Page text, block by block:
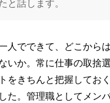
人でできて、どこから
いか。常に仕事の取捨
をきちんと把握してお
た。管理職としてメン